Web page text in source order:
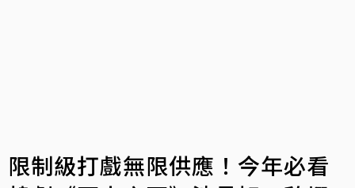
限制級打戲無限供應！今年必看